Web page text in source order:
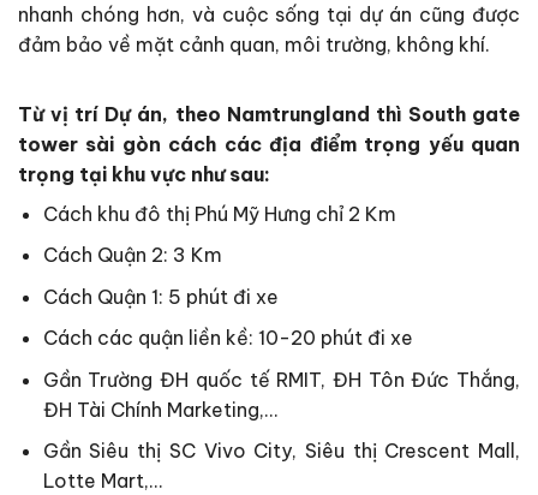
nhanh chóng hơn, và cuộc sống tại dự án cũng được
đảm bảo về mặt cảnh quan, môi trường, không khí.
Từ vị trí Dự án, theo Namtrungland thì South gate
tower sài gòn cách các địa điểm trọng yếu quan
trọng tại khu vực như sau:
Cách khu đô thị Phú Mỹ Hưng chỉ 2 Km
Cách Quận 2: 3 Km
Cách Quận 1: 5 phút đi xe
Cách các quận liền kề: 10-20 phút đi xe
Gần Trường ĐH quốc tế RMIT, ĐH Tôn Đức Thắng,
ĐH Tài Chính Marketing,…
Gần Siêu thị SC Vivo City, Siêu thị Crescent Mall,
Lotte Mart,…